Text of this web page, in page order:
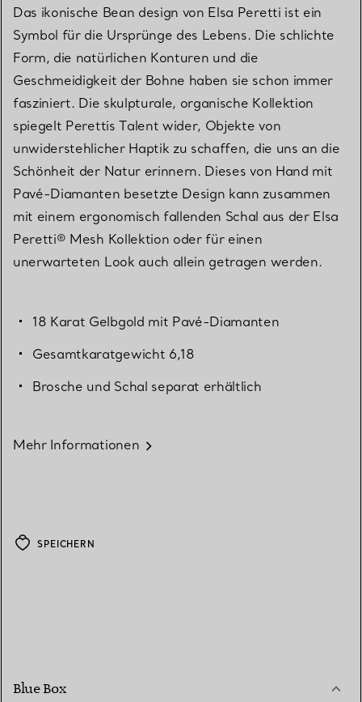
Das ikonische Bean design von Elsa Peretti ist ein
Symbol für die Ursprünge des Lebens. Die schlichte
Form, die natürlichen Konturen und die
Geschmeidigkeit der Bohne haben sie schon immer
fasziniert. Die skulpturale, organische Kollektion
spiegelt Perettis Talent wider, Objekte von
unwiderstehlicher Haptik zu schaffen, die uns an die
Schönheit der Natur erinnern. Dieses von Hand mit
Pavé-Diamanten besetzte Design kann zusammen
mit einem ergonomisch fallenden Schal aus der Elsa
Peretti® Mesh Kollektion oder für einen
unerwarteten Look auch allein getragen werden.
18 Karat Gelbgold mit Pavé-Diamanten
Gesamtkaratgewicht 6,18
Brosche und Schal separat erhältlich
Mehr Informationen
SPEICHERN
Blue Box